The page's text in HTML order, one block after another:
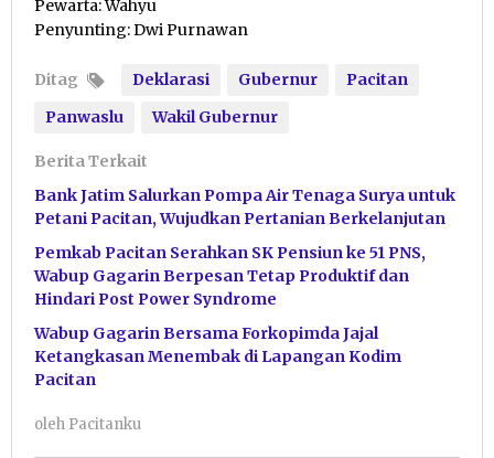
Pewarta: Wahyu
Penyunting: Dwi Purnawan
Ditag Deklarasi Gubernur
Pacitan
Panwaslu
Wakil Gubernur
Berita Terkait
Bank Jatim Salurkan Pompa Air Tenaga Surya untuk
Petani Pacitan, Wujudkan Pertanian Berkelanjutan
Pemkab Pacitan Serahkan SK Pensiun ke 51 PNS,
Wabup Gagarin Berpesan Tetap Produktif dan
Hindari Post Power Syndrome
Wabup Gagarin Bersama Forkopimda Jajal
Ketangkasan Menembak di Lapangan Kodim
Pacitan
oleh Pacitanku